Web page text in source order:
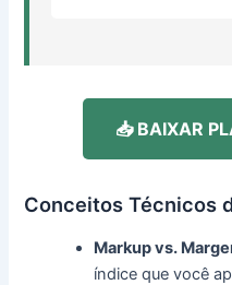
📥 BAIXAR
Conceitos Técnicos
Markup vs.
índice que você